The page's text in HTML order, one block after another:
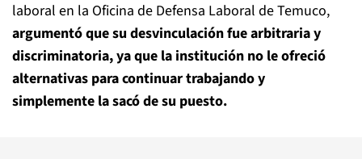
laboral en la Oficina de Defensa Laboral de Temuco,
argumentó que su desvinculación fue arbitraria y
discriminatoria, ya que la institución no le ofreció
alternativas para continuar trabajando y
simplemente la sacó de su puesto.